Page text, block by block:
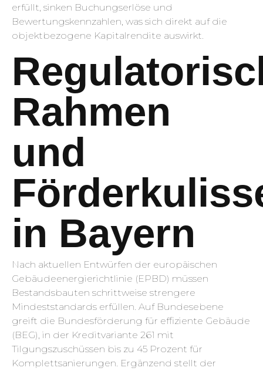
erfüllt, sinken Buchungserlöse und
Bewertungskennzahlen, was sich direkt auf die
objektbezogene Kapitalrendite auswirkt.
Rahmen
und
in Bayern
Nach aktuellen Entwürfen der europäischen
Gebäudeenergie­richtlinie (EPBD) müssen
Bestandsbauten schrittweise strengere
Mindeststandards erfüllen. Auf Bundesebene
greift die Bundesförderung für effiziente Gebäude
(BEG), in der Kreditvariante 261 mit
Tilgungszuschüssen bis zu 45 Prozent für
Komplettsanierungen. Ergänzend stellt der